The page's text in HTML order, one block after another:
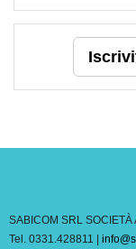
SABICOM SRL
Tel. 0331.428811 |